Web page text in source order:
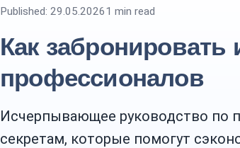
Published: 29.05.20261 min read
Как
профессионалов
Исчерпывающее руководство по
секретам, которые помогут